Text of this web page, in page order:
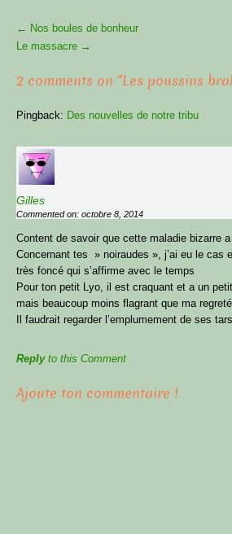
More
Articles
← Nos boules de bonheur
Le massacre →
2 comments on “Les poussins
Pingback: Des nouvelles de notre tribu
Gilles
Commented on: octobre 8, 2014
Content de savoir que cette maladie bizarre a
Concernant tes » noiraudes », j’ai eu le cas
très foncé qui s’affirme avec le temps
Pour ton petit Lyo, il est craquant et a un
mais beaucoup moins flagrant que ma
Il faudrait regarder l’emplumement de ses
Replyto this Comment
Ajoute ton commentaire !